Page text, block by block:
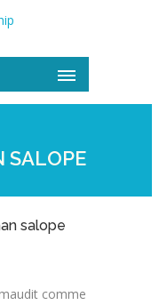
SALOPE
salope
comme